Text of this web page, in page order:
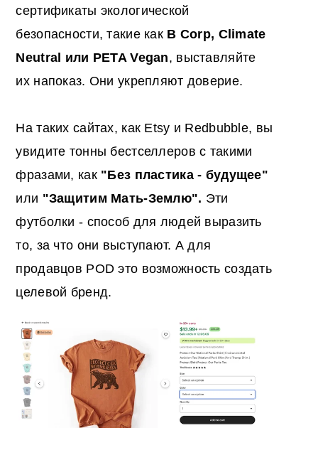
сертификаты экологической
безопасности, такие как B Corp, Climate
Neutral или PETA Vegan, выставляйте
их напоказ. Они укрепляют доверие.
На таких сайтах, как Etsy и Redbubble, вы
увидите тонны бестселлеров с такими
фразами, как "Без пластика - будущее"
или "Защитим Мать-Землю". Эти
футболки - способ для людей выразить
то, за что они выступают. А для
продавцов POD это возможность создать
целевой бренд.